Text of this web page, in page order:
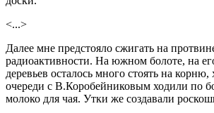
<...>
Далее мне предстояло сжигать на
радиоактивности. На южном болоте, на
деревьев осталось много стоять на
очереди с В.Коробейниковым ходили по
молоко для чая. Утки же создавали